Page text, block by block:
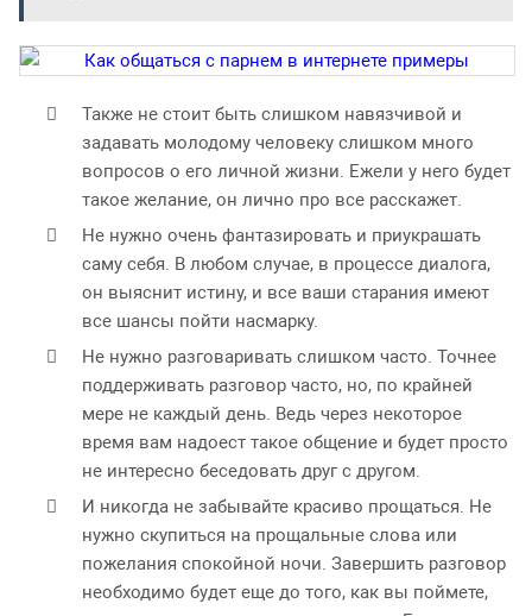
Также не стоит быть слишком навязчивой и
задавать молодому человеку слишком много
вопросов о его личной жизни. Ежели у него будет
такое желание, он лично про все расскажет.
Не нужно очень фантазировать и приукрашать
саму себя. В любом случае, в процессе диалога,
он выяснит истину, и все ваши старания имеют
все шансы пойти насмарку.
Не нужно разговаривать слишком часто. Точнее
поддерживать разговор часто, но, по крайней
мере не каждый день. Ведь через некоторое
время вам надоест такое общение и будет просто
не интересно беседовать друг с другом.
И никогда не забывайте красиво прощаться. Не
нужно скупиться на прощальные слова или
пожелания спокойной ночи. Завершить разговор
необходимо будет еще до того, как вы поймете,